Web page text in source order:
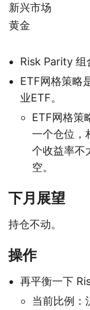
新兴市场
黄金
Risk Parity 组
ETF网格策略
业ETF。
ETF网格策
一个仓位，
个收益率不
空。
下月展望
持仓不动。
操作
再平衡一下
当前比例：